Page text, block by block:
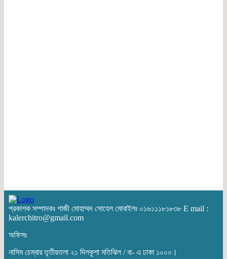
প্রকাশক সম্পাদকঃ গাজী মোহাম্মদ সোহেল মোবাইলঃ ০১৬১১১৮১৮৩৮ E mail :
kalerchitro@gmail.com
অফিসঃ
নাসিম চেম্বার তৃতীয়তলা ২১ দিলকুশা মতিঝিল / বা- এ ঢাকা ১০০০।